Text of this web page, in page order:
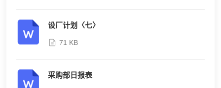
设厂计划〈七〉
71 KB
采购部日报表